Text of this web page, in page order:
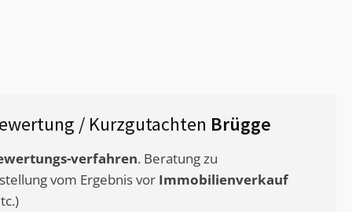
/ Kurzgutachten Brügge
verfahren. Beratung zu
vom Ergebnis vor Immobilienverkauf